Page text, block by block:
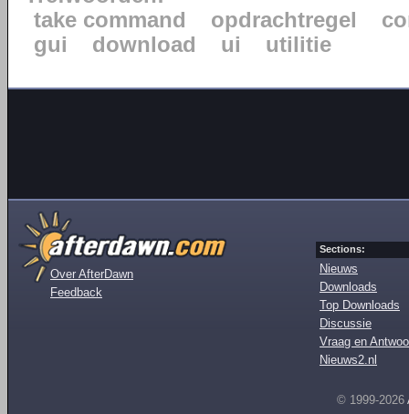
take command
opdrachtregel
gui
download ui utilitie
Over AfterDawn
Feedback
Sections:
Nieuws
Downloads
Top Downloads
Discussie
Vraag en
Nieuws2.nl
© 1999-2026